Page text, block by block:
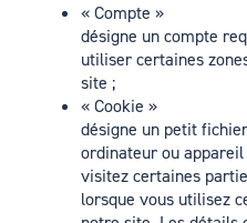
« Compte »
désigne un compte
utiliser certaines
site ;
« Cookie »
désigne un petit
ordinateur ou
visitez certaines
lorsque vous utilisez